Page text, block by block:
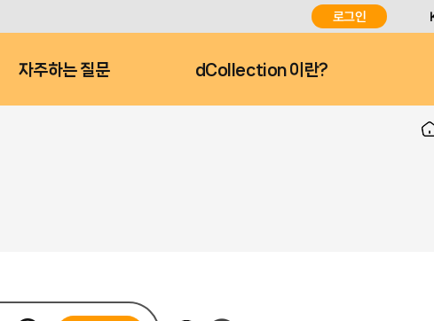
로그인
자주하는 질문 dCollection 이란?